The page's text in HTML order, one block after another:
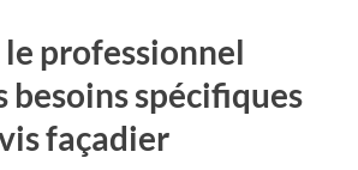
professionnel
besoins spécifiques
façadier